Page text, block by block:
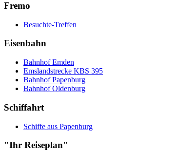
Fremo
Besuchte-Treffen
Eisenbahn
Bahnhof Emden
Emslandstrecke KBS 395
Bahnhof Papenburg
Bahnhof Oldenburg
Schiffahrt
Schiffe aus Papenburg
"Ihr Reiseplan"